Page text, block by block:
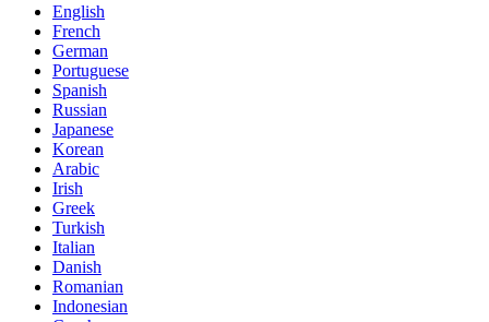
English
French
German
Portuguese
Spanish
Russian
Japanese
Korean
Arabic
Irish
Greek
Turkish
Italian
Danish
Romanian
Indonesian